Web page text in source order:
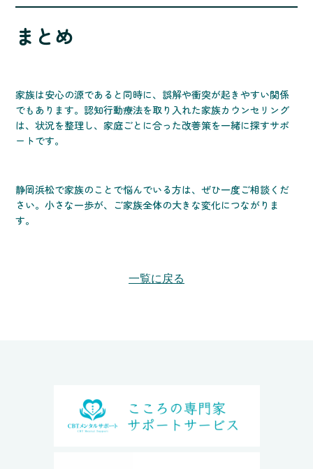
まとめ
家族は安心の源であると同時に、誤解や衝突が起きやすい関係
でもあります。認知行動療法を取り入れた家族カウンセリング
は、状況を整理し、家庭ごとに合った改善策を一緒に探すサポ
ートです。
静岡浜松で家族のことで悩んでいる方は、ぜひ一度ご相談くだ
さい。小さな一歩が、ご家族全体の大きな変化につながりま
す。
一覧に戻る